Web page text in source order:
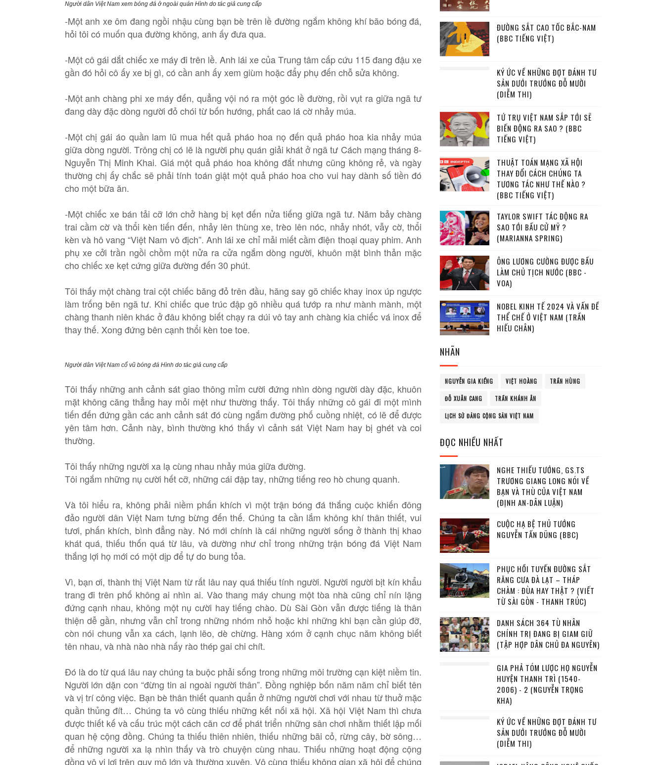
Người dân Việt Nam xem bóng đá ở ngoài quán Hình do tác giả cung cấp
-Một anh xe ôm đang ngồi nhậu cùng bạn bè trên lề đường ngắm không khí bão bóng đá,
hỏi tôi có muốn qua đường không, anh ấy đưa qua.
-Một cô gái dắt chiếc xe máy đi trên lề. Anh lái xe của Trung tâm cấp cứu 115 đang đậu xe
gần đó hỏi cô ấy xe bị gì, có cần anh ấy xem giùm hoặc đẩy phụ đến chỗ sửa không.
-Một anh chàng phi xe máy đến, quẳng vội nó ra một góc lề đường, rồi vụt ra giữa ngã tư
đang dày đặc dòng người đỏ chói từ bốn hướng, phất cao lá cờ nhảy múa.
-Một chị gái áo quần lam lũ mua hết quả pháo hoa nọ đến quả pháo hoa kia nhảy múa
giữa dòng người. Trông chị có lẽ là người phụ quán giải khát ở ngã tư Cách mạng tháng 8-
Nguyễn Thị Minh Khai. Giá một quả pháo hoa không đắt nhưng cũng không rẻ, và ngày
thường chị ấy chắc sẽ phải tính toán giật một quả pháo hoa cho vui hay dành số tiền đó
cho một bữa ăn.
-Một chiếc xe bán tải cỡ lớn chở hàng bị kẹt đến nửa tiếng giữa ngã tư. Năm bảy chàng
trai cầm cờ và thổi kèn tiến đến, nhảy lên thùng xe, trèo lên nóc, nhảy nhót, vẫy cờ, thổi
kèn và hô vang “Việt Nam vô địch”. Anh lái xe chỉ mải miết cầm điện thoại quay phim. Anh
phụ xe cởi trần ngồi chồm một nửa ra cửa ngắm dòng người, khuôn mặt bình thản mặc
cho chiếc xe kẹt cứng giữa đường đến 30 phút.
Tôi thấy một chàng trai cột chiếc băng đỏ trên đầu, hăng say gõ chiếc khay inox úp ngược
làm trống bên ngã tư. Khi chiếc que trúc đập gõ nhiều quá tướp ra như mành mành, một
chàng thanh niên khác ở đâu không biết chạy ra dúi vô tay anh chàng kia chiếc vá inox để
thay thế. Xong đứng bên cạnh thổi kèn toe toe.
Người dân Việt Nam cổ vũ bóng đá Hình do tác giả cung cấp
Tôi thấy những anh cảnh sát giao thông mỉm cười đứng nhìn dòng người dày đặc, khuôn
mặt không căng thẳng hay mỏi mệt như thường thấy. Tôi thấy những cô gái đi một mình
tiến đến đứng gần các anh cảnh sát đó cùng ngắm đường phố cuồng nhiệt, có lẽ để được
yên tâm hơn. Cảnh này, bình thường khó thấy vì cảnh sát Việt Nam hay bị ghét và coi
thường.
Tôi thấy những người xa lạ cùng nhau nhảy múa giữa đường.
Tôi ngắm những nụ cười hết cỡ, những cái đập tay, những tiếng reo hò chung quanh.
Và tôi hiểu ra, không phải niềm phấn khích vì một trận bóng đá thắng cuộc khiến đông
đảo người dân Việt Nam tưng bừng đến thế. Chúng ta cần lắm không khí thân thiết, vui
tươi, phấn khích, bình đẳng này. Nó mới chính là cái những người sống ở thành thị khao
khát quá, thiếu thốn quá từ lâu, và dường như chỉ trong những trận bóng đá Việt Nam
thắng lợi họ mới có một dịp để tự do bung tỏa.
Vì, bạn ơi, thành thị Việt Nam từ rất lâu nay quá thiếu tính người. Người người bịt kín khẩu
trang đi trên phố không ai nhìn ai. Vào thang máy chung một tòa nhà cũng chỉ nín lặng
đứng cạnh nhau, không một nụ cười hay tiếng chào. Dù Sài Gòn vẫn được tiếng là thân
thiện dễ gần, nhưng vẫn chỉ trong những nhóm nhỏ hoặc khi những khi bạn cần giúp đỡ,
còn nói chung vẫn xa cách, lạnh lẽo, dè chừng. Hàng xóm ở cạnh chục năm không biết
tên nhau, và nhà nào nhà nấy rào thép gai chi chít.
Đó là do từ quá lâu nay chúng ta buộc phải sống trong những môi trường cạn kiệt niềm tin.
Người lớn dặn con “đừng tin ai ngoài người thân”. Đồng nghiệp bốn năm năm chỉ biết tên
và vị trí công việc. Bạn bè thân thiết quanh quẩn ở những người chơi với nhau từ thuở mặc
quần thủng đít… Chúng ta vô cùng thiếu những kết nối xã hội. Xã hội Việt Nam thì chưa
được thiết kế và cấu trúc một cách căn cơ để phát triển những sân chơi nhằm thiết lập mối
quan hệ cộng đồng. Chúng ta thiếu thiên nhiên, thiếu những bãi cỏ, rừng cây, bờ sông…
để những người xa lạ nhìn thấy và trò chuyện cùng nhau. Thiếu những hoạt động cộng
đồng vô vị lợi trên quy mô lớn và thường xuyên. Vô cùng thiếu không gian xã hội để chúng
ĐƯỜNG SẮT CAO TỐC BẮC-NAM
(BBC TIẾNG VIỆT)
KÝ ỨC VỀ NHỮNG ĐỢT ĐÁNH TƯ
SẢN DƯỚI TRƯỚNG ĐỖ MƯỜI
(DIỄM THI)
TỨ TRỤ VIỆT NAM SẮP TỚI SẼ
BIẾN ĐỘNG RA SAO ? (BBC
TIẾNG VIỆT)
THUẬT TOÁN MẠNG XÃ HỘI
THAY ĐỔI CÁCH CHÚNG TA
TƯƠNG TÁC NHƯ THẾ NÀO ?
(BBC TIẾNG VIỆT)
TAYLOR SWIFT TÁC ĐỘNG RA
SAO TỚI BẦU CỬ MỸ ?
(MARIANNA SPRING)
ÔNG LƯƠNG CƯỜNG ĐƯỢC BẦU
LÀM CHỦ TỊCH NƯỚC (BBC -
VOA)
NOBEL KINH TẾ 2024 VÀ VẤN ĐỀ
THỂ CHẾ Ở VIỆT NAM (TRẦN
HIẾU CHÂN)
NHÃN
NGUYỄN GIA KIỂNG VIỆT HOÀNG TRẦN HÙNG
ĐỖ XUÂN CANG TRẦN KHÁNH ÂN
LỊCH SỬ ĐẢNG CỘNG SẢN VIỆT NAM
ĐỌC NHIỀU NHẤT
NGHE THIẾU TƯỚNG, GS.TS
TRƯƠNG GIANG LONG NÓI VỀ
BẠN VÀ THÙ CỦA VIỆT NAM
(ĐỊNH AN-DÂN LUẬN)
CUỘC HẠ BỆ THỦ TƯỚNG
NGUYỄN TẤN DŨNG (BBC)
PHỤC HỒI TUYẾN ĐƯỜNG SẮT
RĂNG CƯA ĐÀ LẠT – THÁP
CHÀM : ĐÙA HAY THẬT ? (VIẾT
TỪ SÀI GÒN - THANH TRÚC)
DANH SÁCH 364 TÙ NHÂN
CHÍNH TRỊ ĐANG BỊ GIAM GIỮ
(TẬP HỢP DÂN CHỦ ĐA NGUYÊN)
GIA PHẢ TÓM LƯỢC HỌ NGUYỄN
HUYỆN THANH TRÌ (1540-
2006) - 2 (NGUYỄN TRỌNG
KHA)
KÝ ỨC VỀ NHỮNG ĐỢT ĐÁNH TƯ
SẢN DƯỚI TRƯỚNG ĐỖ MƯỜI
(DIỄM THI)